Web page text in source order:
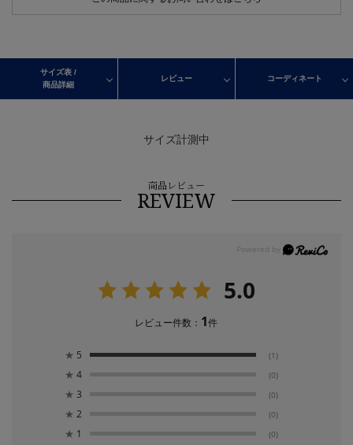
サイズ表 /
商品詳細
レビュー コーディネート
サイズ計測中
商品レビュー
REVIEW
5.0
レビュー件数： 1件
★ 5 (1)
★ 4 (0)
★ 3 (0)
★ 2 (0)
★ 1 (0)